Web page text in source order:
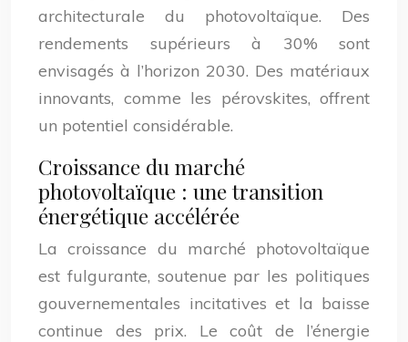
architecturale du photovoltaïque. Des
rendements supérieurs à 30% sont
envisagés à l’horizon 2030. Des matériaux
innovants, comme les pérovskites, offrent
un potentiel considérable.
Croissance du marché
photovoltaïque : une transition
énergétique accélérée
La croissance du marché photovoltaïque
est fulgurante, soutenue par les politiques
gouvernementales incitatives et la baisse
continue des prix. Le coût de l’énergie